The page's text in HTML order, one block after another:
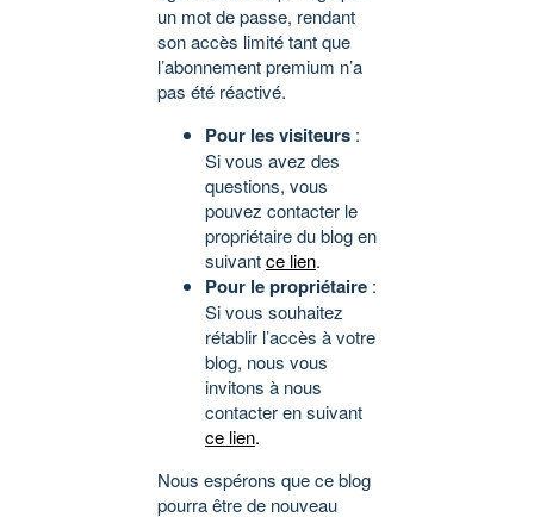
un mot de passe, rendant
son accès limité tant que
l’abonnement premium n’a
pas été réactivé.
Pour les visiteurs :
Si vous avez des
questions, vous
pouvez contacter le
propriétaire du blog en
suivantce lien.
Pour le propriétaire :
Si vous souhaitez
rétablir l’accès à votre
blog, nous vous
invitons à nous
contacter en suivant
ce lien.
Nous espérons que ce blog
pourra être de nouveau